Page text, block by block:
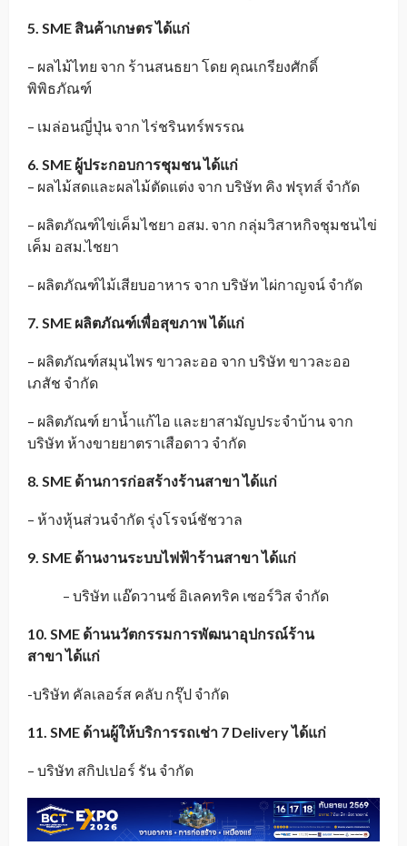
5. SME สินค้าเกษตรได้แก่
– ผลไม้ไทย จาก ร้านสนธยา โดย คุณเกรียงศักดิ์
พิพิธภัณฑ์
– เมล่อนญี่ปุ่น จาก ไร่ชรินทร์พรรณ
6. SME ผู้ประกอบการชุมชนได้แก่
– ผลไม้สดและผลไม้ตัดแต่ง จาก บริษัท คิง ฟรุทส์ จำกัด
– ผลิตภัณฑ์ไข่เค็มไชยา อสม. จาก กลุ่มวิสาหกิจชุมชนไข่
เค็ม อสม.ไชยา
– ผลิตภัณฑ์ไม้เสียบอาหาร จาก บริษัท ไผ่กาญจน์ จำกัด
7. SME ผลิตภัณฑ์เพื่อสุขภาพ ได้แก่
– ผลิตภัณฑ์สมุนไพร ขาวละออ จาก บริษัท ขาวละออ
เภสัช จำกัด
– ผลิตภัณฑ์ ยาน้ำแก้ไอ และยาสามัญประจำบ้าน จาก
บริษัท ห้างขายยาตราเสือดาว จำกัด
8. SME ด้านการก่อสร้างร้านสาขาได้แก่
– ห้างหุ้นส่วนจำกัด รุ่งโรจน์ชัชวาล
9. SME ด้านงานระบบไฟฟ้าร้านสาขา ได้แก่
– บริษัท แอ๊ดวานซ์ อิเลคทริค เซอร์วิส จำกัด
10. SME ด้านนวัตกรรมการพัฒนาอุปกรณ์ร้าน
สาขาได้แก่
-บริษัท คัลเลอร์ส คลับ กรุ๊ป จำกัด
11. SME ด้านผู้ให้บริการรถเช่า 7 Delivery ได้แก่
– บริษัท สกิปเปอร์ รัน จำกัด